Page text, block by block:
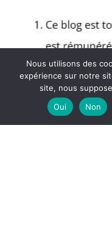
Nous utilisons des
expérience sur notre
site, nous
Oui
Non